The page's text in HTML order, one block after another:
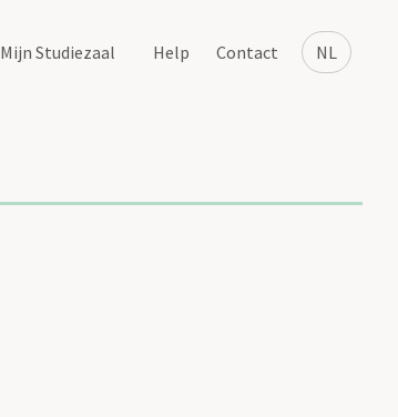
NL
Mijn Studiezaal Help Contact